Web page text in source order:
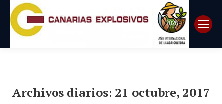
Archivos diarios: 21 octubre, 2017